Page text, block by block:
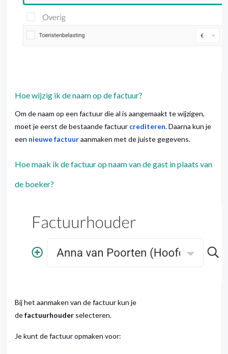
Hoe wijzig ik de naam op de factuur?
Om de naam op een factuur die al is aangemaakt te wijzigen,
moet je eerst de bestaande factuur crediteren. Daarna kun je
een nieuwe factuuraanmaken met de juiste gegevens.
Hoe maak ik de factuur op naam van de gast in plaats van
de boeker?
Bij het aanmaken van de factuur kun je
defactuurhouder selecteren.
Je kunt de factuur opmaken voor: